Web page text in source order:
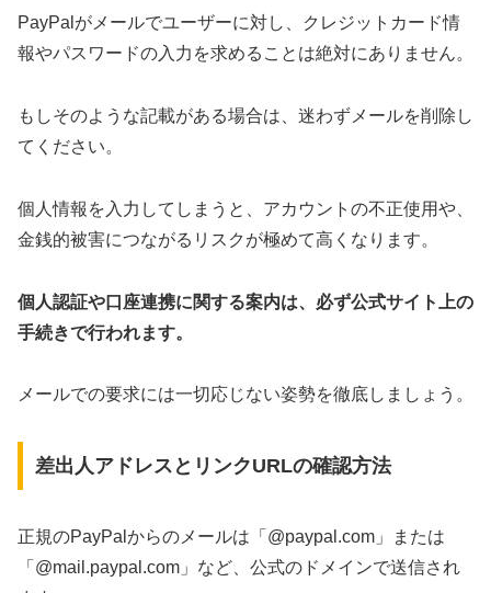
PayPalがメールでユーザーに対し、クレジットカード情
報やパスワードの入力を求めることは絶対にありません。
もしそのような記載がある場合は、迷わずメールを削除し
てください。
個人情報を入力してしまうと、アカウントの不正使用や、
金銭的被害につながるリスクが極めて高くなります。
個人認証や口座連携に関する案内は、必ず公式サイト上の
手続きで行われます。
メールでの要求には一切応じない姿勢を徹底しましょう。
差出人アドレスとリンクURLの確認方法
正規のPayPalからのメールは「@paypal.com」または
「@mail.paypal.com」など、公式のドメインで送信され